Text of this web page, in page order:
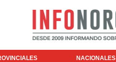
NACIONALES